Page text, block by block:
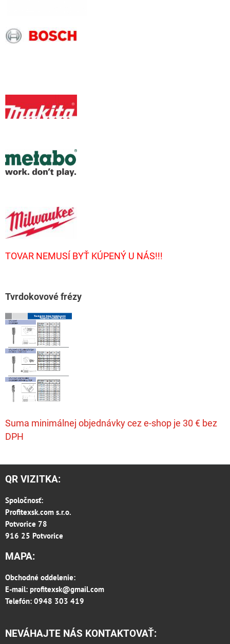
TOVAR NEMUSÍ BYŤ KÚPENÝ U NÁS!!!
Tvrdokovové frézy
Suma minimálnej objednávky cez e-shop je 30 € bez
DPH
QR VIZITKA:
Spoločnosť:
Profitexsk.com s.r.o.
Potvorice 78
916 25 Potvorice
MAPA:
Obchodné oddelenie:
E-mail: profitexsk@gmail.com
Telefón: 0948 303 419
NEVÁHAJTE NÁS KONTAKTOVAŤ: